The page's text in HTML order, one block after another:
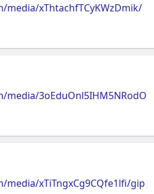
media/xThtachfTCyKWzDmik/
media/3oEduOnl5IHM5NRodO
xTiTngxCg9CQfe1lfi/gip